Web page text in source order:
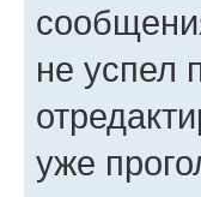
не успел
уже